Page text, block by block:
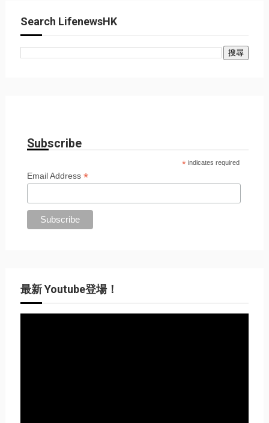
Search LifenewsHK
Subscribe
* indicates required
Email Address*
最新 Youtube登場！